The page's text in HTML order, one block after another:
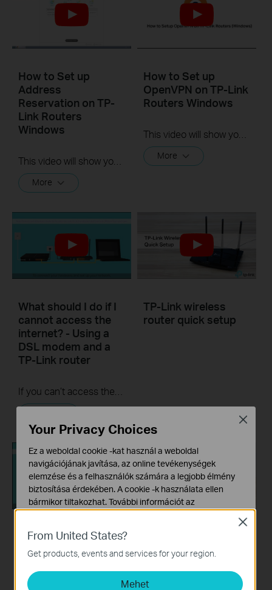
How to Set up
Address
Reservation on TP-
Link Routers
Windows
More
How to Set up
OpenVPN on TP-Link
Routers Windows
This video will show you how to set up OpenVPN on a TP-Link Wi-Fi router. For more information, visit www.tp-link.com/support.
More
What should I do if I
cannot access the
internet? - Using a
DSL modem and a
TP-Link router
If you can’t access the internet using a DSL modem and TP-Link router, this video can help you solve the problem.
TP-Link wireless
router quick setup
What should I do if I
cannot access the
internet? - Using a
cable modem and a
into an Access
Point?
From United States?
Get products, events and services for your region.
Mehet
Close
Your Privacy Choices
Ez a weboldal cookie -kat használ a weboldal
navigációjának javítása, az online tevékenységek
elemzése és a felhasználók számára a legjobb élmény
biztosítása érdekében. A cookie -k használata ellen
bármikor tiltakozhat. További információt az
Alap Cookie-k
Ezek a cookie -k a webhely működéséhez szükségesek,
és nem tilthatók le a rendszereiben.
Marketing és Elemző Cookie-k
Close